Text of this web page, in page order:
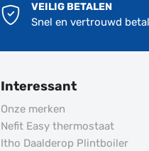
VEILIG BETALEN
Snel en vertrouwd
Interessant
Onze merken
Nefit Easy thermostaat
Itho Daalderop Plintboiler